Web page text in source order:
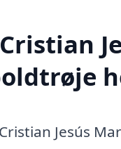
Jesús